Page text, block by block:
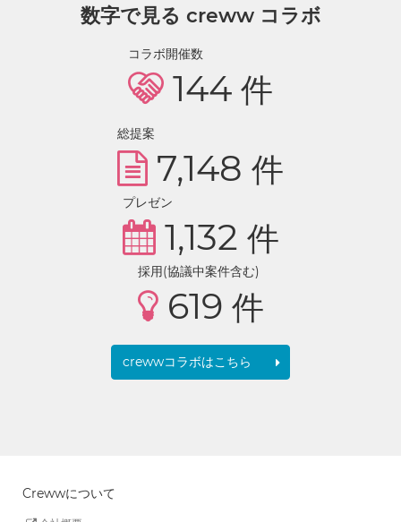
数字で見る creww コラボ
コラボ開催数
144 件
総提案
7,148 件
プレゼン
1,132 件
採用(協議中案件含む)
619 件
crewwコラボはこちら
Crewwについて